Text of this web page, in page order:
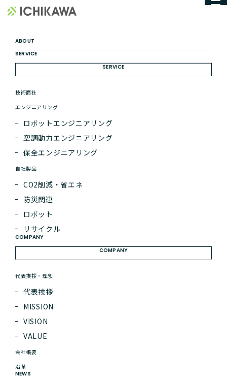
ABOUT
SERVICE
SERVICE
技術商社
エンジニアリング
ロボットエンジニアリング
空調動力エンジニアリング
保全エンジニアリング
自社製品
CO2削減・省エネ
防災関連
ロボット
リサイクル
COMPANY
COMPANY
代表挨拶・理念
代表挨拶
MISSION
VISION
VALUE
会社概要
沿革
NEWS
NEWS
2026.03.25
2026.02.24
新CM・水耕栽培設備「Rootix」を公開いたしました
2026.02.20
イノベーションに挑む高校生チーム「ヤネウラ」のサポートが決定しました
2026.01.01
謹んで新春のお慶びを申し上げます
2025.12.13
2025.11.17
「出張！がっちりマンデー!! in 広島」番組内で当社が紹介されます。
2025.10.27
ホームページをリニューアルしました
2025国際ロボット展 出展のお知らせ
ICHIKAWA PICKS